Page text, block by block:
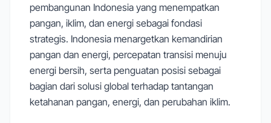
pembangunan Indonesia yang menempatkan
pangan, iklim, dan energi sebagai fondasi
strategis. Indonesia menargetkan kemandirian
pangan dan energi, percepatan transisi menuju
energi bersih, serta penguatan posisi sebagai
bagian dari solusi global terhadap tantangan
ketahanan pangan, energi, dan perubahan iklim.